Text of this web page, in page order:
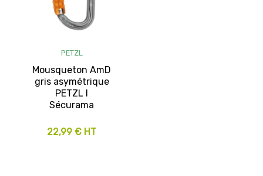
PETZL
Mousqueton AmD
gris asymétrique
PETZL I
Sécurama
22,99 € HT